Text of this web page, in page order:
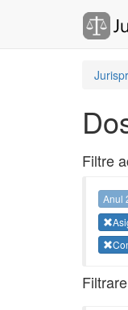
Filtre
Anul